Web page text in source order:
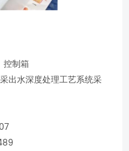
控制箱
出水深度处理工艺系统采